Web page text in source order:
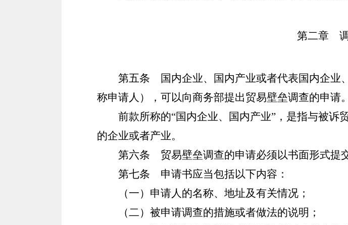
第二章
第五条 国内企业、国内产业或者代表国内企业
称申请人），可以向商务部提出贸易壁垒调查的申请。
前款所称的“国内企业、国内产业”，是指与被
的企业或者产业。
第六条 贸易壁垒调查的申请必须以书面形式提交
第七条 申请书应当包括以下内容：
（一）申请人的名称、地址及有关情况；
（二）被申请调查的措施或者做法的说明；